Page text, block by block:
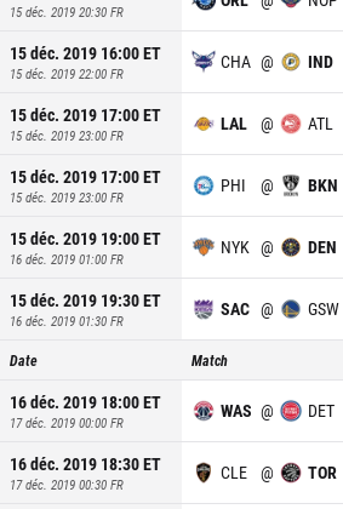
15 déc. 2019 20:30 FR
15 déc. 2019 16:00ET
15 déc. 2019 22:00 FR
CHA @ IND
15 déc. 2019 17:00ET
15 déc. 2019 23:00 FR
LAL @ ATL
15 déc. 2019 17:00ET
15 déc. 2019 23:00 FR
PHI @ BKN
15 déc. 2019 19:00ET
16 déc. 2019 01:00 FR
NYK @ DEN
15 déc. 2019 19:30ET
16 déc. 2019 01:30 FR
SAC @ GSW
Date Match
16 déc. 2019 18:00ET
17 déc. 2019 00:00 FR
WAS @ DET
16 déc. 2019 18:30ET
17 déc. 2019 00:30 FR
CLE @ TOR